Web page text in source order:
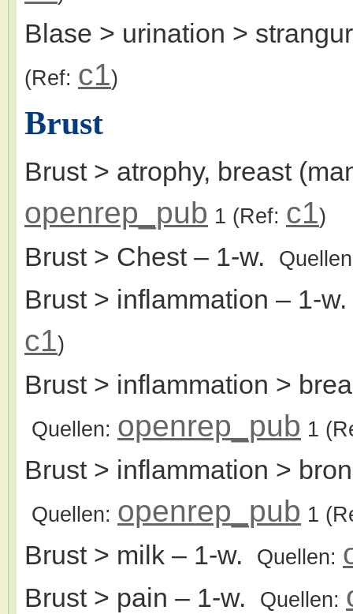
Blase > urination >
(Ref: c1)
Brust
Brust > atrophy, breast
openrep_pub 1 (Ref: c1)
Brust > Chest– 1-w.
Brust > inflammation – 1-
c1)
Brust > inflammation >
Quellen: openrep_pub 1
Brust > inflammation >
Quellen: openrep_pub 1
Brust > milk – 1-w. Quellen:
Brust > pain – 1-w. Quellen: